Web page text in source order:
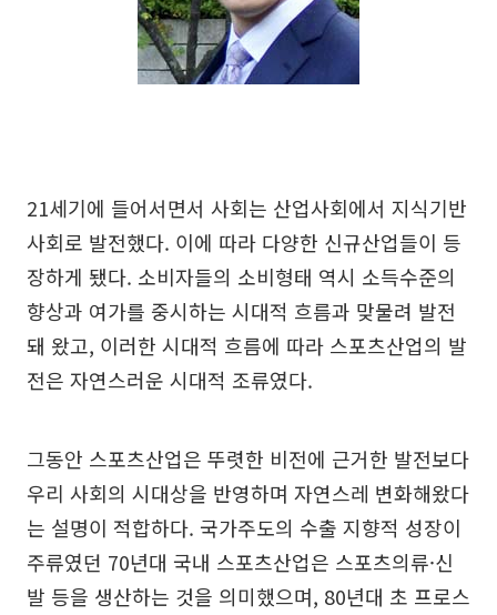
21세기에 들어서면서 사회는 산업사회에서 지식기반
사회로 발전했다. 이에 따라 다양한 신규산업들이 등
장하게 됐다. 소비자들의 소비형태 역시 소득수준의
향상과 여가를 중시하는 시대적 흐름과 맞물려 발전
돼 왔고, 이러한 시대적 흐름에 따라 스포츠산업의 발
전은 자연스러운 시대적 조류였다.
그동안 스포츠산업은 뚜렷한 비전에 근거한 발전보다
우리 사회의 시대상을 반영하며 자연스레 변화해왔다
는 설명이 적합하다. 국가주도의 수출 지향적 성장이
주류였던 70년대 국내 스포츠산업은 스포츠의류·신
발 등을 생산하는 것을 의미했으며, 80년대 초 프로스